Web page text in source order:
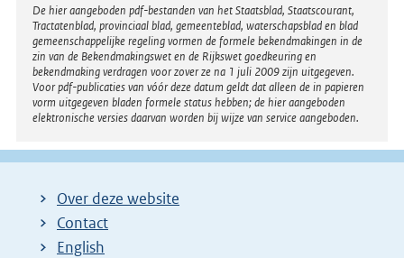
Disclaimer
De hier aangeboden pdf-bestanden van het Staatsblad, Staatscourant,
Tractatenblad, provinciaal blad, gemeenteblad, waterschapsblad en blad
gemeenschappelijke regeling vormen de formele bekendmakingen in de
zin van de Bekendmakingswet en de Rijkswet goedkeuring en
bekendmaking verdragen voor zover ze na 1 juli 2009 zijn uitgegeven.
Voor pdf-publicaties van vóór deze datum geldt dat alleen de in papieren
vorm uitgegeven bladen formele status hebben; de hier aangeboden
elektronische versies daarvan worden bij wijze van service aangeboden.
Over deze website
Contact
English